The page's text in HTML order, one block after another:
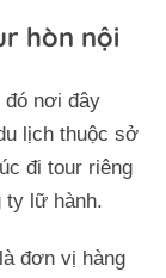
hòn nội
đó nơi đây
lịch thuộc sở
đi tour riêng
ty lữ hành.
đơn vị hàng